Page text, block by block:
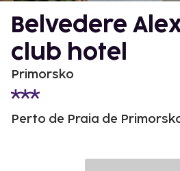
Belvedere
club hotel
Primorsko
Perto de Praia de